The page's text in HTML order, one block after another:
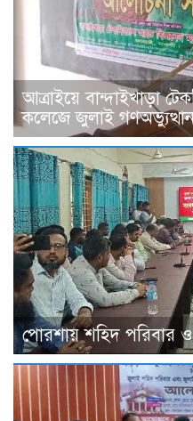
আত্রাইয়ে বান্দাইখাড়া
কলেজে জুলাই
পোরশায় শহিদ পরিবার ও